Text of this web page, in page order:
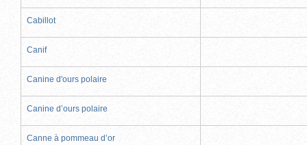
Cabillot
Canif
Canine d'ours polaire
Canine d’ours polaire
Canne à pommeau d’or